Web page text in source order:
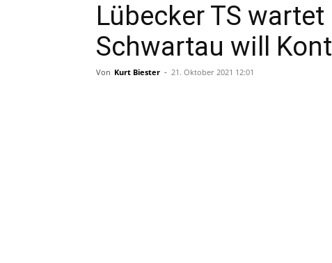
Lübecker TS
Schwartau will
Von Kurt Biester - 21. Oktober 2021 12:01